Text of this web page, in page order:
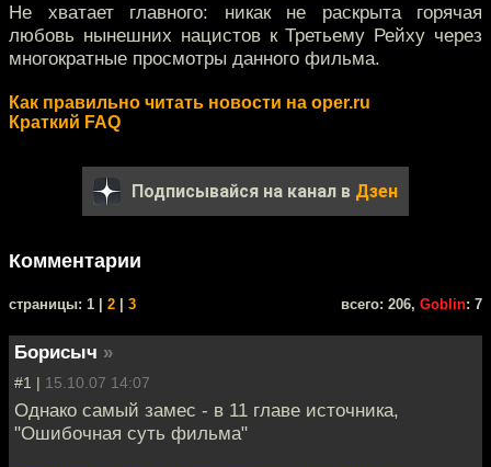
Не хватает главного: никак не раскрыта горячая
любовь нынешних нацистов к Третьему Рейху через
многократные просмотры данного фильма.
Как правильно читать новости на oper.ru
Краткий FAQ
Подписывайся на канал в Дзен
Комментарии
cтраницы: 1 | 2 3 всего: 206, Goblin: 7
Борисыч »
#1 | 15.10.07 14:07
Однако самый замес - в 11 главе источника,
"Ошибочная суть фильма"